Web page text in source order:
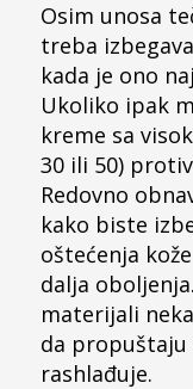
Osim unosa
treba
kada je ono
Ukoliko ipak
kreme sa
30 ili 50)
Redovno
kako biste
oštećenja
dalja
materijali
da propuštaju
rashlađuje.